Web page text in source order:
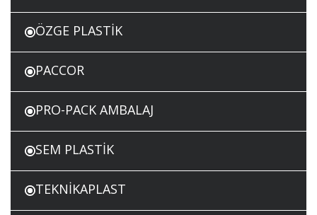
ÖZGE PLASTİK
PACCOR
PRO-PACK AMBALAJ
SEM PLASTİK
TEKNİKAPLAST